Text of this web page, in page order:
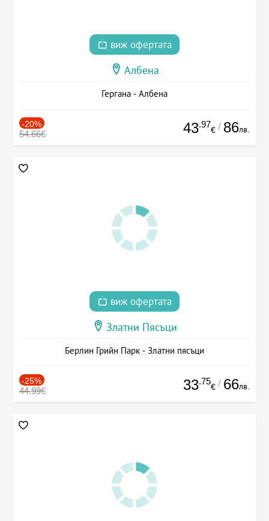
виж офертата
Албена
Гергана - Албена
-20%
54.66€ 43.97
€ / 86лв.
виж офертата
Златни Пясъци
Берлин Грийн Парк - Златни пясъци
-25%
44.99€ 33.75
€ / 66лв.